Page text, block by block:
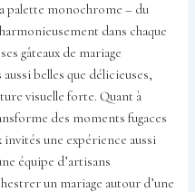
palette monochrome – du
dans chaque
gâteaux de mariage
belles que délicieuses,
visuelle forte. Quant à
des moments fugaces
une expérience aussi
équipe d’artisans
un mariage autour d’une